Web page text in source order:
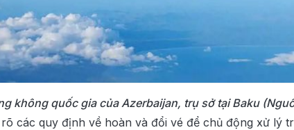
không quốc gia của Azerbaijan, trụ sở tại Baku
các quy định về hoàn và đổi vé để chủ động xử lý